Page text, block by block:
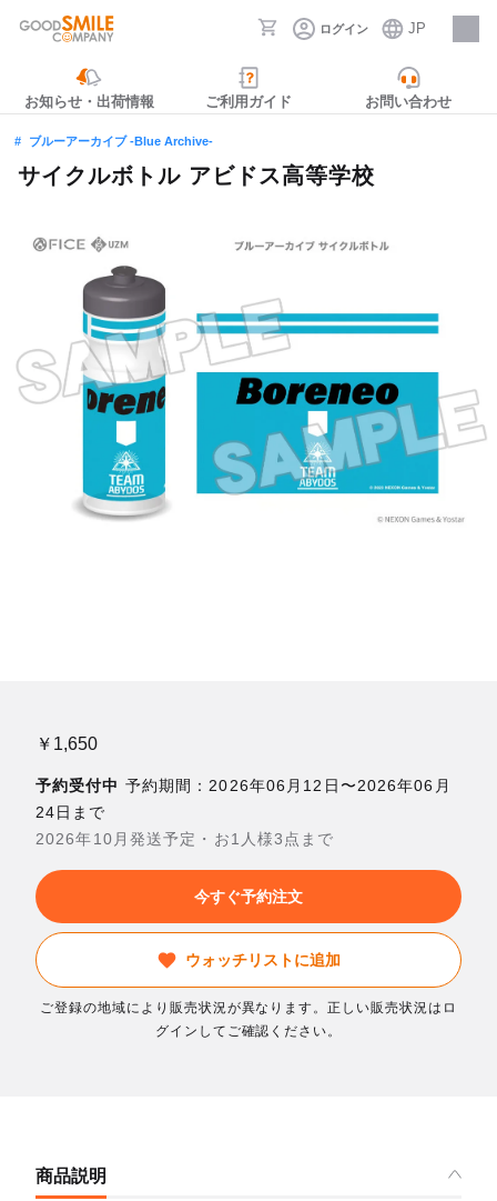
ログイン JP
採用情報
お知らせ・出荷情報 ご利用ガイド お問い合わせ
ブルーアーカイブ -Blue Archive-
サイクルボトル アビドス高等学校
￥1,650
予約受付中 予約期間：2026年06月12日〜2026年06月
24日まで
2026年10月発送予定・お1人様3点まで
今すぐ予約注文
ウォッチリストに追加
ご登録の地域により販売状況が異なります。正しい販売状況はロ
グインしてご確認ください。
商品説明